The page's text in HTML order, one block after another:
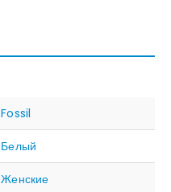
Fossil
Белый
Женские